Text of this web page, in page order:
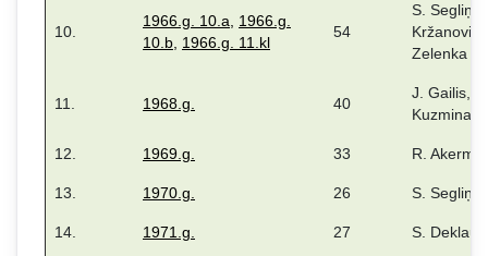
10.
1966.g. 10.a
1966.g.
10.b 1966.g. 11.kl
54
S.
Zelenka
11. 1968.g. 40
J. Gailis, J.
Kuzmina
12. 1969.g. 33 R.
13. 1970.g. 26 S. Segliņa
14. 1971.g. 27 S. Deklaua